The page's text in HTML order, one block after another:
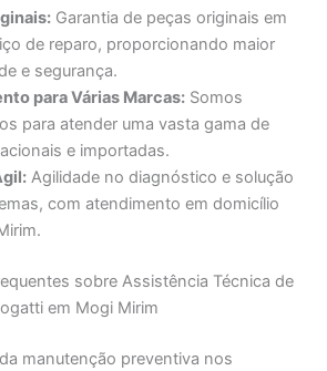
Garantia de peças originais em
de reparo, proporcionando maior
e segurança.
para Várias Marcas: Somos
para atender uma vasta gama de
e importadas.
Agilidade no diagnóstico e solução
com atendimento em domicílio
sobre Assistência Técnica de
em Mogi Mirim
manutenção preventiva nos